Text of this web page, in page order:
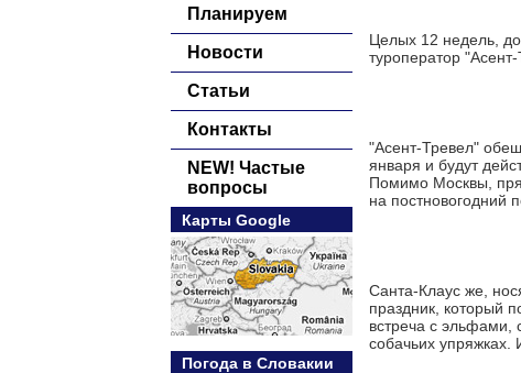
Планируем
Новости
Статьи
Контакты
NEW! Частые
вопросы
Карты Google
Погода в Словакии
Целых 12 недель,
туроператор
"Асент-Тревел"
января и будут
Помимо Москвы,
на постновогодний
Санта-Клаус же,
праздник, который
встреча с эльфами,
собачьих упряжках.